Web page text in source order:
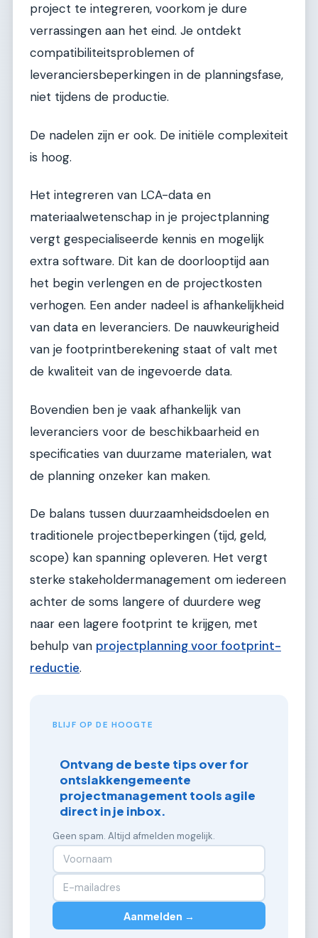
project te integreren, voorkom je dure
verrassingen aan het eind. Je ontdekt
compatibiliteitsproblemen of
leveranciersbeperkingen in de planningsfase,
niet tijdens de productie.
De nadelen zijn er ook. De initiële complexiteit
is hoog.
Het integreren van LCA-data en
materiaalwetenschap in je projectplanning
vergt gespecialiseerde kennis en mogelijk
extra software. Dit kan de doorlooptijd aan
het begin verlengen en de projectkosten
verhogen. Een ander nadeel is afhankelijkheid
van data en leveranciers. De nauwkeurigheid
van je footprintberekening staat of valt met
de kwaliteit van de ingevoerde data.
Bovendien ben je vaak afhankelijk van
leveranciers voor de beschikbaarheid en
specificaties van duurzame materialen, wat
de planning onzeker kan maken.
De balans tussen duurzaamheidsdoelen en
traditionele projectbeperkingen (tijd, geld,
scope) kan spanning opleveren. Het vergt
sterke stakeholdermanagement om iedereen
achter de soms langere of duurdere weg
naar een lagere footprint te krijgen, met
behulp van projectplanning voor footprint-
reductie.
BLIJF OP DE HOOGTE
Ontvang de beste tips over for
ontslakkengemeente
projectmanagement tools agile
direct in je inbox.
Geen spam. Altijd afmelden mogelijk.
Aanmelden →